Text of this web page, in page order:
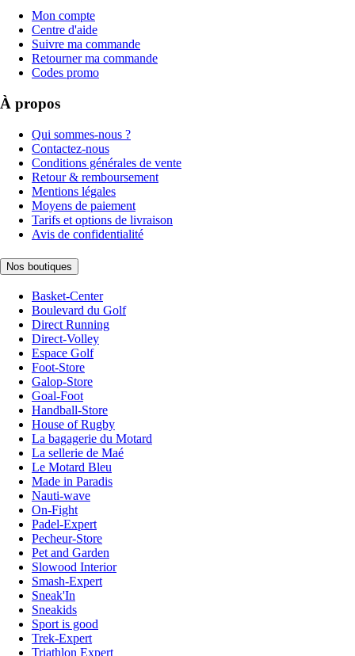
Mon compte
Centre d'aide
Suivre ma commande
Retourner ma commande
Codes promo
À propos
Qui sommes-nous ?
Contactez-nous
Conditions générales de vente
Retour & remboursement
Mentions légales
Moyens de paiement
Tarifs et options de livraison
Avis de confidentialité
Nos boutiques
Basket-Center
Boulevard du Golf
Direct Running
Direct-Volley
Espace Golf
Foot-Store
Galop-Store
Goal-Foot
Handball-Store
House of Rugby
La bagagerie du Motard
La sellerie de Maé
Le Motard Bleu
Made in Paradis
Nauti-wave
On-Fight
Padel-Expert
Pecheur-Store
Pet and Garden
Slowood Interior
Smash-Expert
Sneak'In
Sneakids
Sport is good
Trek-Expert
Triathlon Expert